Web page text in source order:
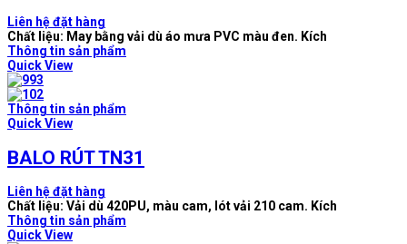
Liên hệ đặt hàng
Chất liệu: May bằng vải dù áo mưa PVC màu đen. Kích
Thông tin sản phẩm
Quick View
Thông tin sản phẩm
Quick View
BALO RÚT TN31
Liên hệ đặt hàng
Chất liệu: Vải dù 420PU, màu cam, lót vải 210 cam. Kích
Thông tin sản phẩm
Quick View